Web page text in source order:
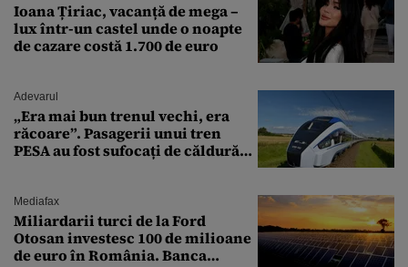
Ioana Țiriac, vacanță de mega –
lux într-un castel unde o noapte
de cazare costă 1.700 de euro
Adevarul
„Era mai bun trenul vechi, era
răcoare”. Pasagerii unui tren
PESA au fost sufocați de căldură
Mediafax
Miliardarii turci de la Ford
Otosan investesc 100 de milioane
de euro în România. Banca